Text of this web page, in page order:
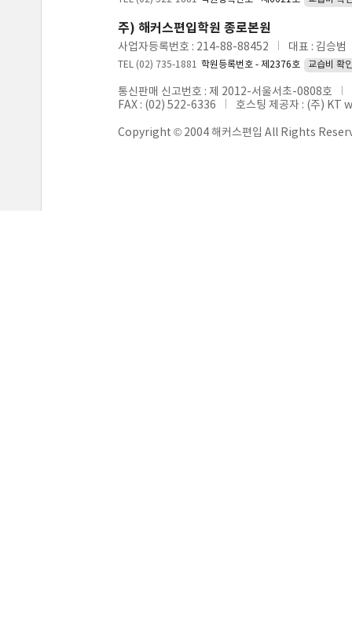
주) 해커스편입학원 종로본원
사업자등록번호 : 214-88-88452 대표 : 김승범
TEL (02) 735-1881 학원등록번호 - 제2376호 교습비 확
통신판매 신고번호 : 제 2012-서울서초-0808호
FAX : (02) 522-6336
호스팅 제공자 : (주)
Copyright © 2004 해커스편입 All Rights